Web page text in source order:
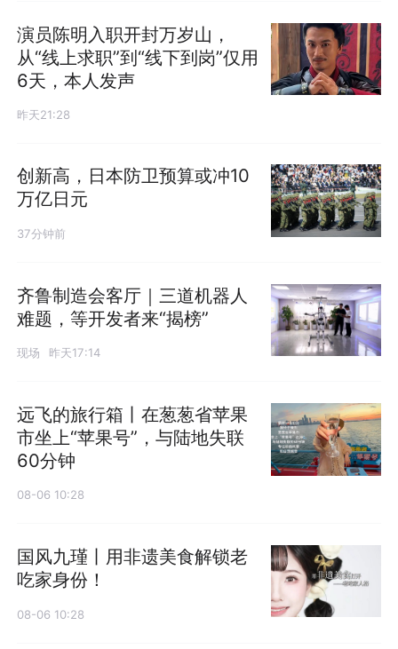
演员陈明入职开封万岁山，
从“线上求职”到“线下到岗”仅用
6天，本人发声
昨天21:28
创新高，日本防卫预算或冲10
万亿日元
37分钟前
齐鲁制造会客厅｜三道机器人
难题，等开发者来“揭榜”
现场 昨天17:14
远飞的旅行箱丨在葱葱省苹果
市坐上“苹果号”，与陆地失联
60分钟
08-06 10:28
国风九瑾丨用非遗美食解锁老
吃家身份！
08-06 10:28